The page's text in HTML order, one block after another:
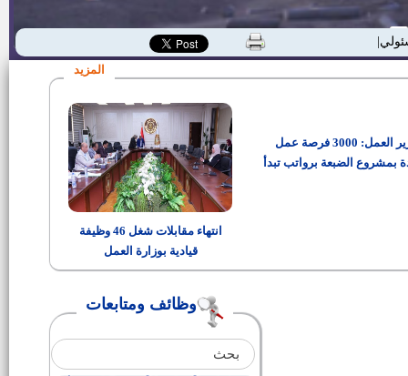
المجتم|
المزيد
وزير العمل: 3000 فرصة عمل
بمشروع الضبعة برواتب تبدأ
انتهاء مقابلات شغل 46 وظيفة
قيادية بوزارة العمل
وظائف ومتابعات
عدد ( 4 ) مهندسين تخصص كهرباء
عدد ( 5 ) جيولوجيين
مهندسين وفنيين مساحة
وظيفة محصل بعقد عمل مؤقت
شباب من الجنسين للعمل بأقسام (